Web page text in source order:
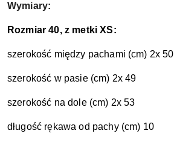
Wymiary:
Rozmiar 40, z metki XS:
szerokość między pachami (cm) 2x 50
szerokość w pasie (cm) 2x 49
szerokość na dole (cm) 2x 53
długość rękawa od pachy (cm) 10